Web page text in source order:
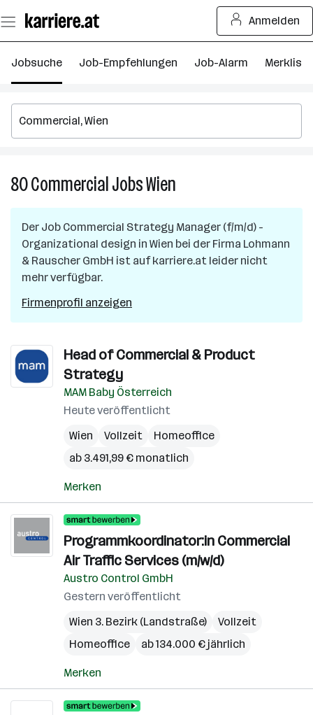
Seiteninhalt
springen
Anmelden
Jobsuche Job-Empfehlungen Job-Alarm Merkliste
80CommercialJobsWien
in
Wien
Der Job Commercial Strategy Manager (f/m/d) -
Organizational design in Wien bei der Firma Lohmann
& Rauscher GmbH ist auf karriere.at leider nicht
mehr verfügbar.
Firmenprofil anzeigen
Head of Commercial & Product
Strategy
MAM Baby Österreich
Heute veröffentlicht
Wien
Vollzeit
Homeoffice
ab 3.491,99 € monatlich
Merken
Programmkoordinator:in Commercial
Air Traffic Services (m/w/d)
Austro Control GmbH
Gestern veröffentlicht
Wien 3. Bezirk (Landstraße)
Vollzeit
Homeoffice
ab 134.000 € jährlich
Merken